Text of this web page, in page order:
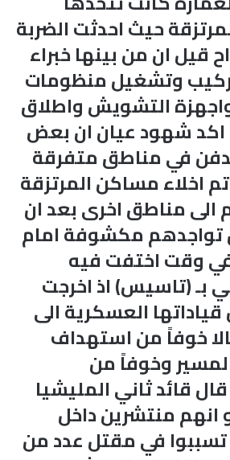
حيث احدثت الضربة
قيل ان من بينها خبراء
وتشغيل منظومات
التشويش واطلاق
اكد شهود عيان ان بعض
في مناطق متفرقة
اخلاء مساكن المرتزقة
الى مناطق اخرى بعد ان
مكشوفة امام
وقت اختفت فيه
بـ (تاسيس) اذ اخرجت
العسكرية الى
خوفاً من استهداف
وخوفاً من
قال قائد ثاني المليشيا
انهم منتشرين داخل
تسببوا في مقتل عدد من